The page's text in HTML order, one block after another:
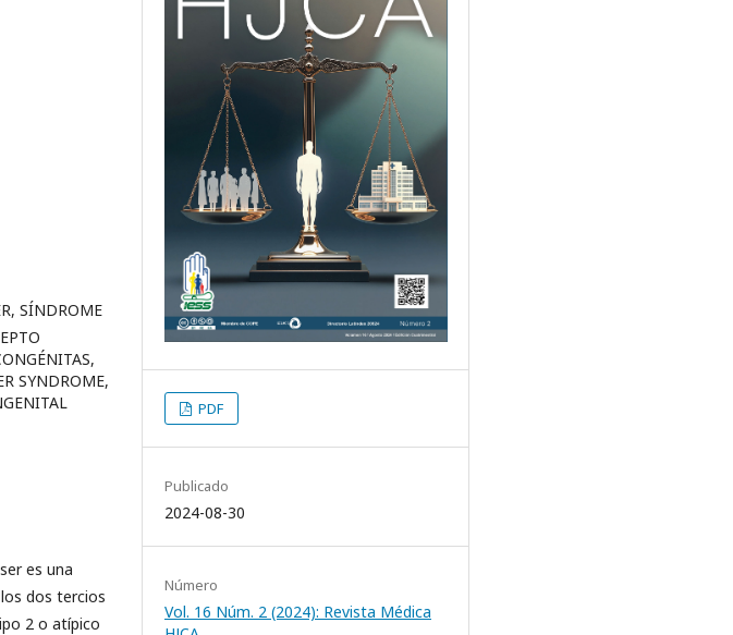
SÍNDROME
SYNDROME,
es una
dos tercios
2 o atípico
PDF
Publicado
2024-08-30
Número
Vol. 16 Núm. 2 (2024): Revista Médica